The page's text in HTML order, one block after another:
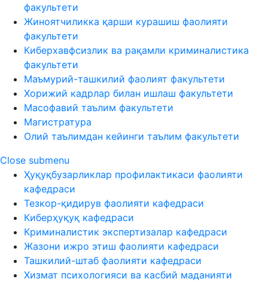
факультети
Жиноятчиликка қарши курашиш фаолияти
факультети
Киберхавфсизлик ва рақамли криминалистика
факультети
Маъмурий-ташкилий фаолият факультети
Хорижий кадрлар билан ишлаш факультети
Масофавий таълим факультети
Магистратура
Олий таълимдан кейинги таълим факультети
Close submenu
Ҳуқуқбузарликлар профилактикаси фаолияти
кафедраси
Тезкор-қидирув фаолияти кафедраси
Киберҳуқуқ кафедраси
Криминалистик экспертизалар кафедраси
Жазони ижро этиш фаолияти кафедраси
Ташкилий-штаб фаолияти кафедраси
Хизмат психологияси ва касбий маданияти